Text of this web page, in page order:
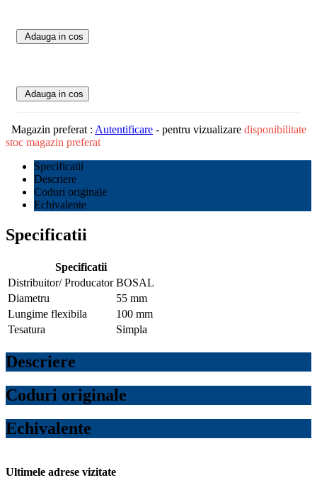
Adauga in cos
Adauga in cos
Magazin preferat : Autentificare - pentru vizualizare disponibilitate
stoc magazin preferat
Specificatii
Descriere
Coduri originale
Echivalente
Specificatii
Specificatii
Distribuitor/ Producator BOSAL
Diametru
55 mm
Lungime flexibila
100 mm
Tesatura
Simpla
Descriere
Coduri originale
Echivalente
Ultimele adrese vizitate